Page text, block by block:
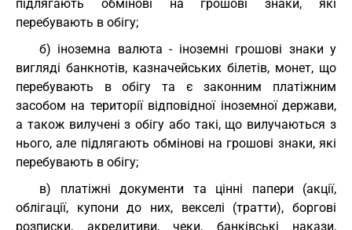
підлягають обмінові на грошові знаки, які
перебувають в обігу;
б) іноземна валюта - іноземні грошові знаки у
вигляді банкнотів, казначейських білетів, монет, що
перебувають в обігу та є законним платіжним
засобом на території відповідної іноземної держави,
а також вилучені з обігу або такі, що вилучаються з
нього, але підлягають обмінові на грошові знаки, які
перебувають в обігу;
в) платіжні документи та цінні папери (акції,
облігації, купони до них, векселі (тратти), боргові
розписки, акредитиви, чеки, банківські накази,